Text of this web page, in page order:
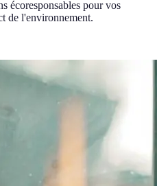
écoresponsables pour vos
de l'environnement.